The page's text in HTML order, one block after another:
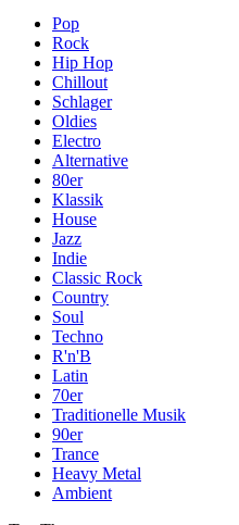
Pop
Rock
Hip Hop
Chillout
Schlager
Oldies
Electro
Alternative
80er
Klassik
House
Jazz
Indie
Classic Rock
Country
Soul
Techno
R'n'B
Latin
70er
Traditionelle Musik
90er
Trance
Heavy Metal
Ambient